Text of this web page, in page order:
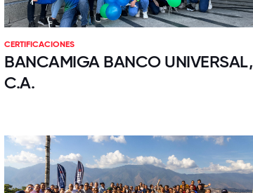
CERTIFICACIONES
BANCAMIGA BANCO UNIVERSAL,
C.A.